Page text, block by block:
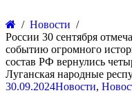
Новости
России 30 сентября
событию огромного
состав РФ вернулись
Луганская народные
30.09.2024Новости,